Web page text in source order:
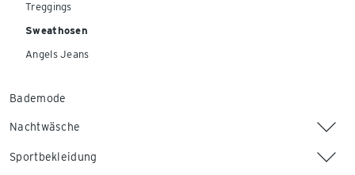
Treggings
Sweathosen
Angels Jeans
Bademode
Nachtwäsche
Sportbekleidung